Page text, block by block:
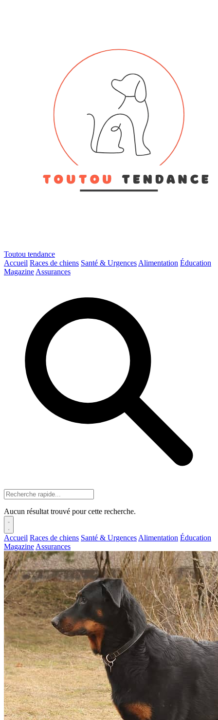
Toutou tendance
Accueil Races de chiens Santé & Urgences Alimentation Éducation
Magazine Assurances
Aucun résultat trouvé pour cette recherche.
Accueil Races de chiens Santé & Urgences Alimentation Éducation
Magazine Assurances